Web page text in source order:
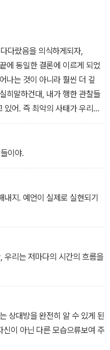
인간들이란 자주 생각과는 정
정반대로 행동해. 때로는 적들
자신을 먹여 주는 손은 물어뜯
그들의 역설을 통해서만 이해
하면, 그들 모두의 진정한 내면
. 8, 7, 6…
바들 떨면서 울부짖는다.
진 적은 한 번도 없었다.
오드 전구 세 개가 동시에 켜
나가 작동을 시작하자, 단번에
와 하나의 관 속에서 뒤섞이
다. <5초 후 사망 확률: 94%>.
다랐음을 의식하게되자,
에 동일한 결론에 이르게 되었
나는 것이 아니라 훨씬 더 깊
히말하건대, 내가 행한 관찰들
있어. 즉 최악의 사태가 우리
을 수 없다는 사실이지. 아무것
라고 예언했고, 이 예언은 그
누군가의 신호를 기다리는 사
성들이 한 줄로 늘어서게 되
오지 않는 때이기도 하지. 그때
그 뒤를 이어 긴 빙하기가 시
전율하듯 흔들린다.
오는 몇 해가 최악의시간
이야.
내지. 예언이 실제로 실현되기
우리는 저마다의 시간의 흐름을
상대방을 완전히 알 수 있게 된
이 아닌 다른 모습으류보여 주